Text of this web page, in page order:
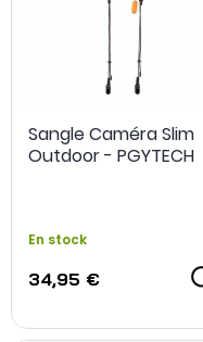
Sangle Caméra Slim
Outdoor - PGYTECH
En stock
34,95 €